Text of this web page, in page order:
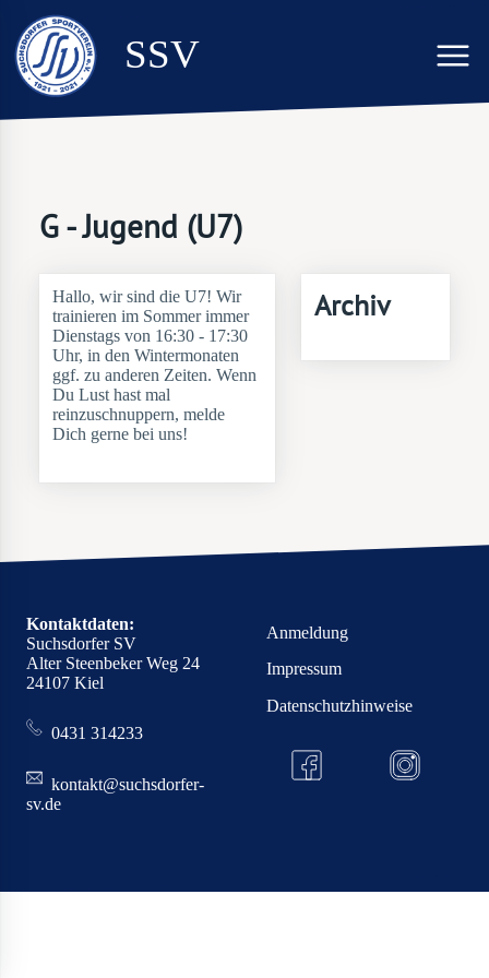
SSV
G - Jugend (U7)
Hallo, wir sind die U7! Wir
trainieren im Sommer immer
Dienstags von 16:30 - 17:30
Uhr, in den Wintermonaten
ggf. zu anderen Zeiten. Wenn
Du Lust hast mal
reinzuschnuppern, melde
Dich gerne bei uns!
Archiv
Kontaktdaten:
Suchsdorfer SV
Alter Steenbeker Weg 24
24107 Kiel
0431 314233
kontakt@suchsdorfer-
sv.de
Anmeldung
Impressum
Datenschutzhinweise